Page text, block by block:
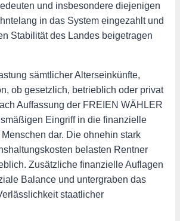
und insbesondere diejenigen
in das System eingezahlt und
Stabilität des Landes beigetragen
sämtlicher Alterseinkünfte,
ob gesetzlich, betrieblich oder privat
Auffassung der FREIEN WÄHLER
Eingriff in die finanzielle
dar. Die ohnehin stark
belasten Rentner
Zusätzliche finanzielle Auflagen
Balance und untergraben das
staatlicher